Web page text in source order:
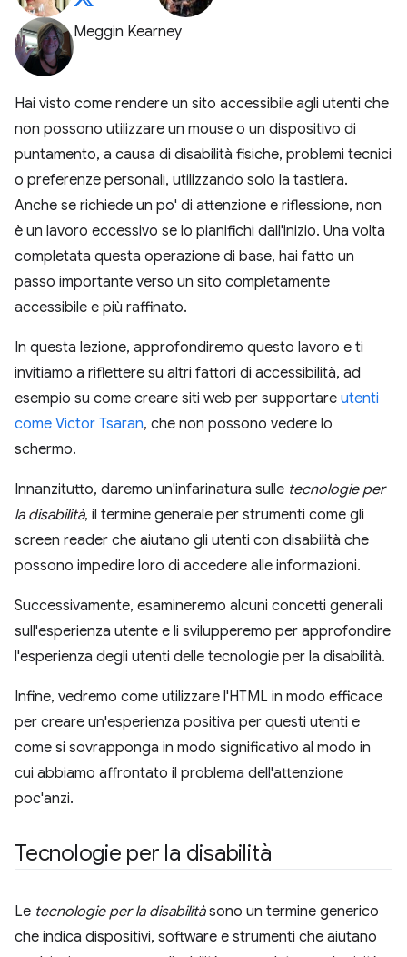
Meggin Kearney
Hai visto come rendere un sito accessibile agli utenti che
non possono utilizzare un mouse o un dispositivo di
puntamento, a causa di disabilità fisiche, problemi tecnici
o preferenze personali, utilizzando solo la tastiera.
Anche se richiede un po' di attenzione e riflessione, non
è un lavoro eccessivo se lo pianifichi dall'inizio. Una volta
completata questa operazione di base, hai fatto un
passo importante verso un sito completamente
accessibile e più raffinato.
In questa lezione, approfondiremo questo lavoro e ti
invitiamo a riflettere su altri fattori di accessibilità, ad
esempio su come creare siti web per supportare utenti
come Victor Tsaran, che non possono vedere lo
schermo.
Innanzitutto, daremo un'infarinatura sulle tecnologie per
la disabilità, il termine generale per strumenti come gli
screen reader che aiutano gli utenti con disabilità che
possono impedire loro di accedere alle informazioni.
Successivamente, esamineremo alcuni concetti generali
sull'esperienza utente e li svilupperemo per approfondire
l'esperienza degli utenti delle tecnologie per la disabilità.
Infine, vedremo come utilizzare l'HTML in modo efficace
per creare un'esperienza positiva per questi utenti e
come si sovrapponga in modo significativo al modo in
cui abbiamo affrontato il problema dell'attenzione
poc'anzi.
Tecnologie per la disabilità
Le tecnologie per la disabilitàsono un termine generico
che indica dispositivi, software e strumenti che aiutano